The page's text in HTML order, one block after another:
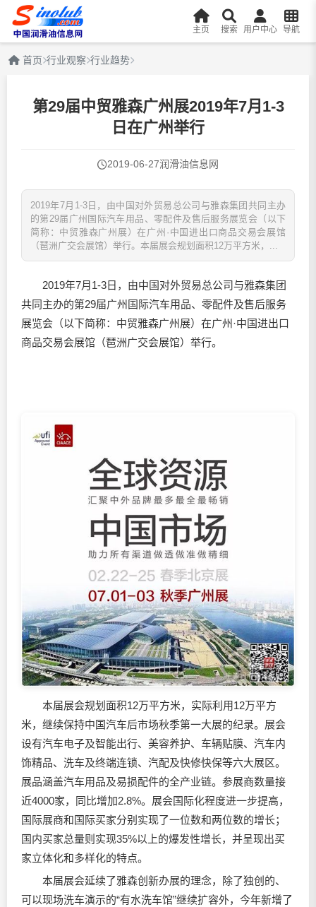
主页 搜索 用户中心 导航
首页 行业观察 行业趋势
第29届中贸雅森广州展2019年7月1-3
日在广州举行
2019-06-27润滑油信息网
2019年7月1-3日，由中国对外贸易总公司与雅森集团共同主办
的第29届广州国际汽车用品、零配件及售后服务展览会（以下
简称：中贸雅森广州展）在广州·中国进出口商品交易会展馆
（琶洲广交会展馆）举行。本届展会规划面积12万平方米，...
2019年7月1-3日，由中国对外贸易总公司与雅森集团
共同主办的第29届广州国际汽车用品、零配件及售后服务
展览会（以下简称：中贸雅森广州展）在广州·中国进出口
商品交易会展馆（琶洲广交会展馆）举行。
本届展会规划面积12万平方米，实际利用12万平方
米，继续保持中国汽车后市场秋季第一大展的纪录。展会
设有汽车电子及智能出行、美容养护、车辆贴膜、汽车内
饰精品、洗车及终端连锁、汽配及快修快保等六大展区。
展品涵盖汽车用品及易损配件的全产业链。参展商数量接
近4000家，同比增加2.8%。展会国际化程度进一步提高，
国际展商和国际买家分别实现了一位数和两位数的增长；
国内买家总量则实现35%以上的爆发性增长，并呈现出买
家立体化和多样化的特点。
本届展会延续了雅森创新办展的理念，除了独创的、
可以现场洗车演示的“有水洗车馆”继续扩容外，今年新增了